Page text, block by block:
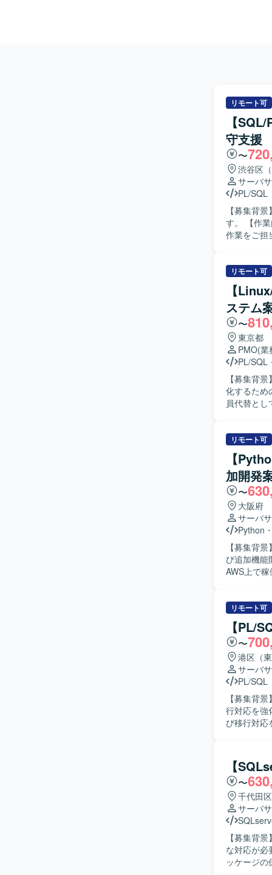
リモート可
【
守支援
〜
渋谷区
サーバ
PL/SQL
【募集背
す。 【作業内容】 レガシーシステムから新システムへのリプレイスに関する設計・開発・移行
作業をご担
連の作業をお願いいたします
がら主体
プし、課題に対
ムのリプ
す。長期的
を活用したシステ
心とした
想定されま
リモート可
【
ステム
〜
東京都
PMO(業
PL/SQL
【募集背
化するための増員募集となり
員代替と
質・コス
対して品質状況の報
ーション
ト作成や管
ジションの
き、要件
数のステ
とができる環境です。 【開発環境】 Linux環
トに参画
リモート可
【
加開発
〜
大阪府
サーバ
Python
【募集背
び追加機能
AWS上で
Webアプ
テスト仕
フロントエン
テムの構造
おります
行っていただける方が望ま
盤で扱うた
できます
ことで、バ
Django/
ンの保守開
リモート可
【PL/
〜
港区（
サーバ
PL/SQL
【募集背
行対応を強化するための
び移行対応
ョンでは
行領域の統括をご担当い
ニケーショ
解決に向
調整に柔軟に対応で
ジを用いた
庫・購買
工程に関
です。 【開発環境】 PL/SQLを用いた開発環境下で、ERPパッケージと連携するアドオンやデ
ータ移行
【
〜
千代田
サーバ
【募集背
な対応が必要となっ
ッケージ